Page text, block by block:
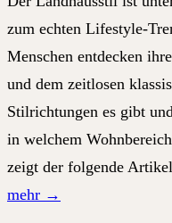
zum echten Lifestyle-
Menschen entdecken
und dem zeitlosen
Stilrichtungen es gibt
in welchem
zeigt der folgende
mehr →